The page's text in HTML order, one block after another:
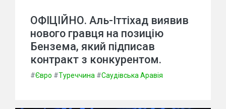
ОФІЦІЙНО. Аль-Іттіхад виявив
нового гравця на позицію
Бензема, який підписав
контракт з конкурентом.
#Євро #Туреччина #Саудівська Аравія